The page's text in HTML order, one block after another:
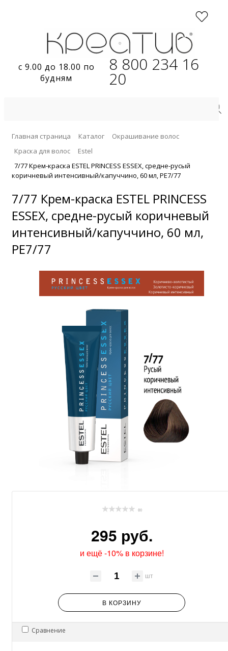
с 9.00 до 18.00 по
будням
8 800 234 16
20
Главная страница Каталог
Окрашивание волос
Краска для волос
Estel
7/77 Крем-краска ESTEL PRINCESS ESSEX, средне-русый
коричневый интенсивный/капуччино, 60 мл, PE7/77
7/77 Крем-краска ESTEL PRINCESS
ESSEX, средне-русый коричневый
интенсивный/капуччино, 60 мл,
PE7/77
(0)
295 руб.
и ещё -10% в корзине!
шт
В КОРЗИНУ
Сравнение